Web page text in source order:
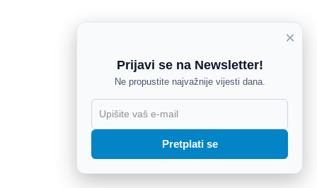
×
Prijavi se na Newsletter!
Ne propustite najvažnije vijesti dana.
Pretplati se